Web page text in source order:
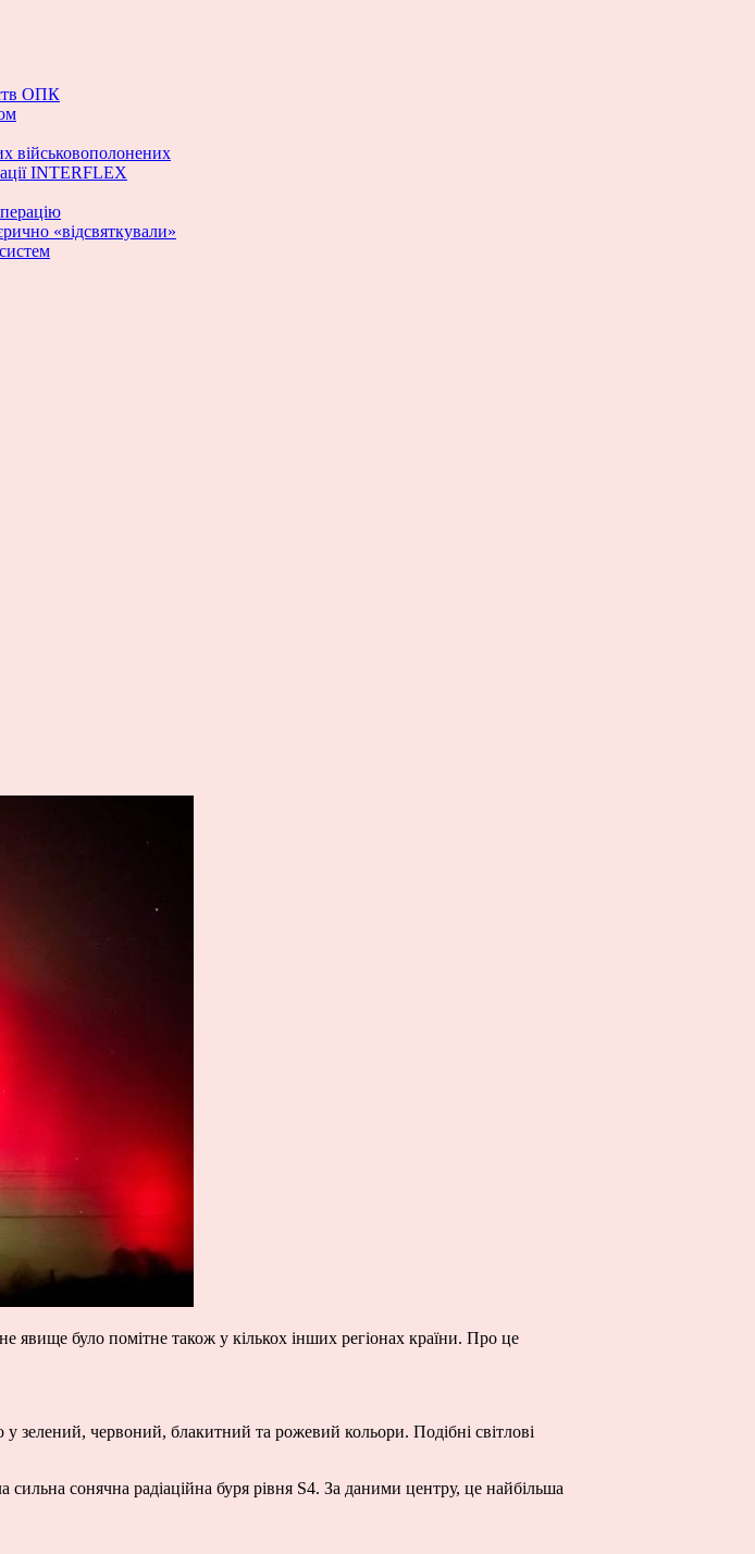
ОПК
військовополонених
INTERFLEX
«відсвяткували»
явище було помітне також у кількох інших регіонах країни. Про це
зелений, червоний, блакитний та рожевий кольори. Подібні світлові
сонячна радіаційна буря рівня S4. За даними центру, це найбільша